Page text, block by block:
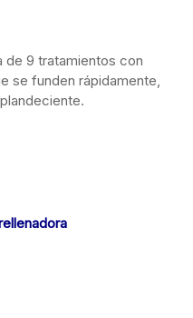
de 9 tratamientos con
se funden rápidamente,